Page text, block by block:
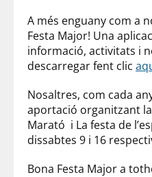
A més enguany com a
Festa Major! Una
informació, activitats i
descarregar fent clic
Nosaltres, com cada
aportació organitzant
Marató i La festa de
dissabtes 9 i 16
Bona Festa Major a